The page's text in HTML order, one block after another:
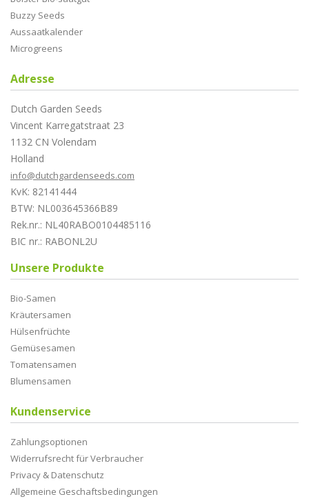
Buzzy Seeds
Aussaatkalender
Microgreens
Adresse
Dutch Garden Seeds
Vincent Karregatstraat 23
1132 CN Volendam
Holland
info@dutchgardenseeds.com
KvK: 82141444
BTW: NL003645366B89
Rek.nr.: NL40RABO0104485116
BIC nr.: RABONL2U
Unsere Produkte
Bio-Samen
Kräutersamen
Hülsenfrüchte
Gemüsesamen
Tomatensamen
Blumensamen
Kundenservice
Zahlungsoptionen
Widerrufsrecht für Verbraucher
Privacy & Datenschutz
Allgemeine Geschaftsbedingungen